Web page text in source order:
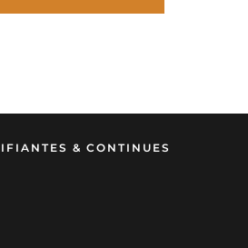
& CONTINUES